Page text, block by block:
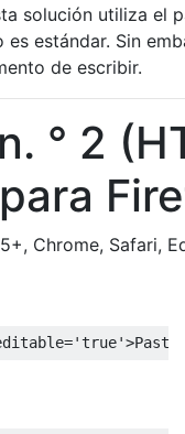
solución utiliza el
es estándar. Sin
de escribir.
° 2
Chrome, Safari,
='true'>Paste